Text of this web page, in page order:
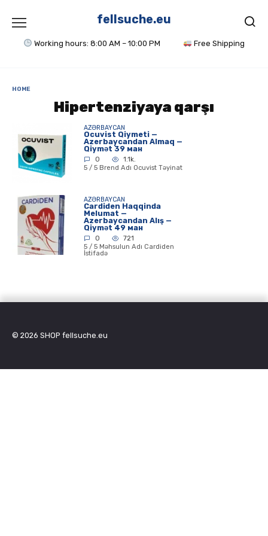
content
fellsuche.eu
Working hours: 8:00 AM – 10:00 PM Free Shipping
HOME
Hipertenziyaya qarşı
AZƏRBAYCAN
Ocuvist Qiymeti —
Azerbaycandan Almaq —
Qiymət 39 ман
0
1.1k.
5 / 5 Brend Adı Ocuvist Təyinat
AZƏRBAYCAN
Cardiden Haqqinda
Melumat —
Azerbaycandan Alış —
Qiymət 49 ман
0
721
5 / 5 Məhsulun Adı Cardiden
İstifadə
© 2026 SHOP fellsuche.eu